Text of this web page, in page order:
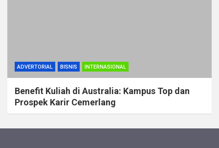
ADVERTORIAL BISNIS INTERNASIONAL
Benefit Kuliah di Australia: Kampus Top dan
Prospek Karir Cemerlang